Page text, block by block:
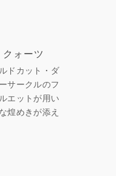
クォーツ
ドカット・ダ
サークルのフ
エットが用い
煌めきが添え